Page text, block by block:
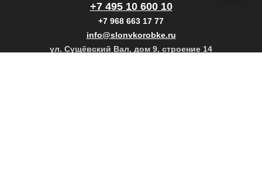
+7 495 10 600 10
+7 968 663 17 77
info@slonvkorobke.ru
ул. Сущёвский Вал, дом 9, строение 14